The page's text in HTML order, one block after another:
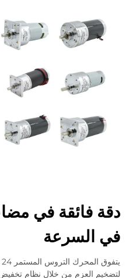
دقة فائقة في
في السرعة
لتضخيم العزم من خلال نظام